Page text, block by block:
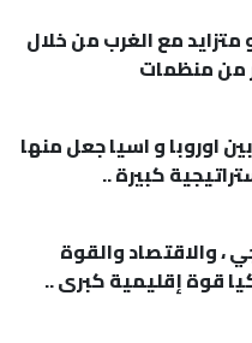
مع الغرب من خلال
من منظمات
اوروبا و اسيا جعل منها
كبيرة ..
، والاقتصاد والقوة
قوة إقليمية كبرى ..